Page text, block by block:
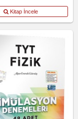
Kitap İncele